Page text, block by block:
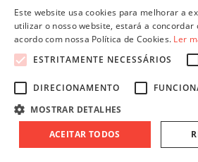
ESTANTES
Este website usa cookies para melhorar a
utilizar o nosso website, estará a concordar
acordo com nossa Política de Cookies. Ler
ESTRITAMENTE NECESSÁRIOS
DIRECIONAMENTO
MOSTRAR DETALHES
ACEITAR TODOS